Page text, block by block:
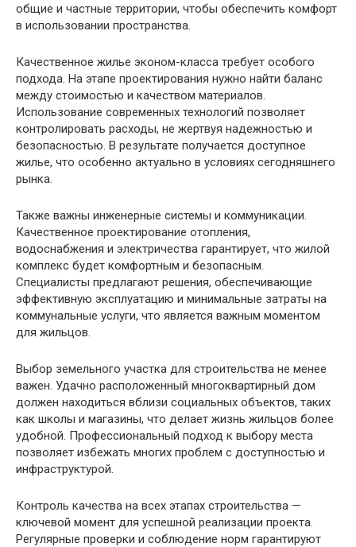
общие и частные территории, чтобы обеспечить комфорт
в использовании пространства.
Качественное жилье эконом-класса требует особого
подхода. На этапе проектирования нужно найти баланс
между стоимостью и качеством материалов.
Использование современных технологий позволяет
контролировать расходы, не жертвуя надежностью и
безопасностью. В результате получается доступное
жилье, что особенно актуально в условиях сегодняшнего
рынка.
Также важны инженерные системы и коммуникации.
Качественное проектирование отопления,
водоснабжения и электричества гарантирует, что жилой
комплекс будет комфортным и безопасным.
Специалисты предлагают решения, обеспечивающие
эффективную эксплуатацию и минимальные затраты на
коммунальные услуги, что является важным моментом
для жильцов.
Выбор земельного участка для строительства не менее
важен. Удачно расположенный многоквартирный дом
должен находиться вблизи социальных объектов, таких
как школы и магазины, что делает жизнь жильцов более
удобной. Профессиональный подход к выбору места
позволяет избежать многих проблем с доступностью и
инфраструктурой.
Контроль качества на всех этапах строительства —
ключевой момент для успешной реализации проекта.
Регулярные проверки и соблюдение норм гарантируют